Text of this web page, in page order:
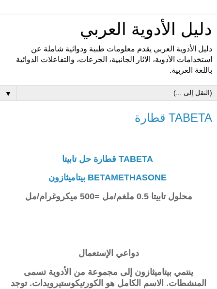
دليل الأدوية العربي
دليل الأدوية العربي يقدم معلومات طبية ودوائية شاملة عن
استخدامات الأدوية، الآثار الجانبية، الجرعات، والتفاعلات الدوائية
باللغة العربية.
▼
TABETA قطارة
TABETA قطارة حل تابيتا
BETAMETHASONE بيتاميثازون
محلول تابيتا 0.5 ملغم/مل =500 ميكروغرام/مل
دواعي الإستعمال
ينتمي بيتاميثازون إلى مجموعة من الأدوية تسمى
المنشطات. الاسم الكامل هو الكورتيكوستيرويدات. توجد